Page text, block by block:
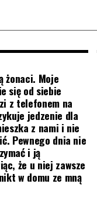
żonaci. Moje
się od siebie
z telefonem na
jedzenie dla
z nami i nie
Pewnego dnia nie
i ją
że u niej zawsze
w domu ze mną